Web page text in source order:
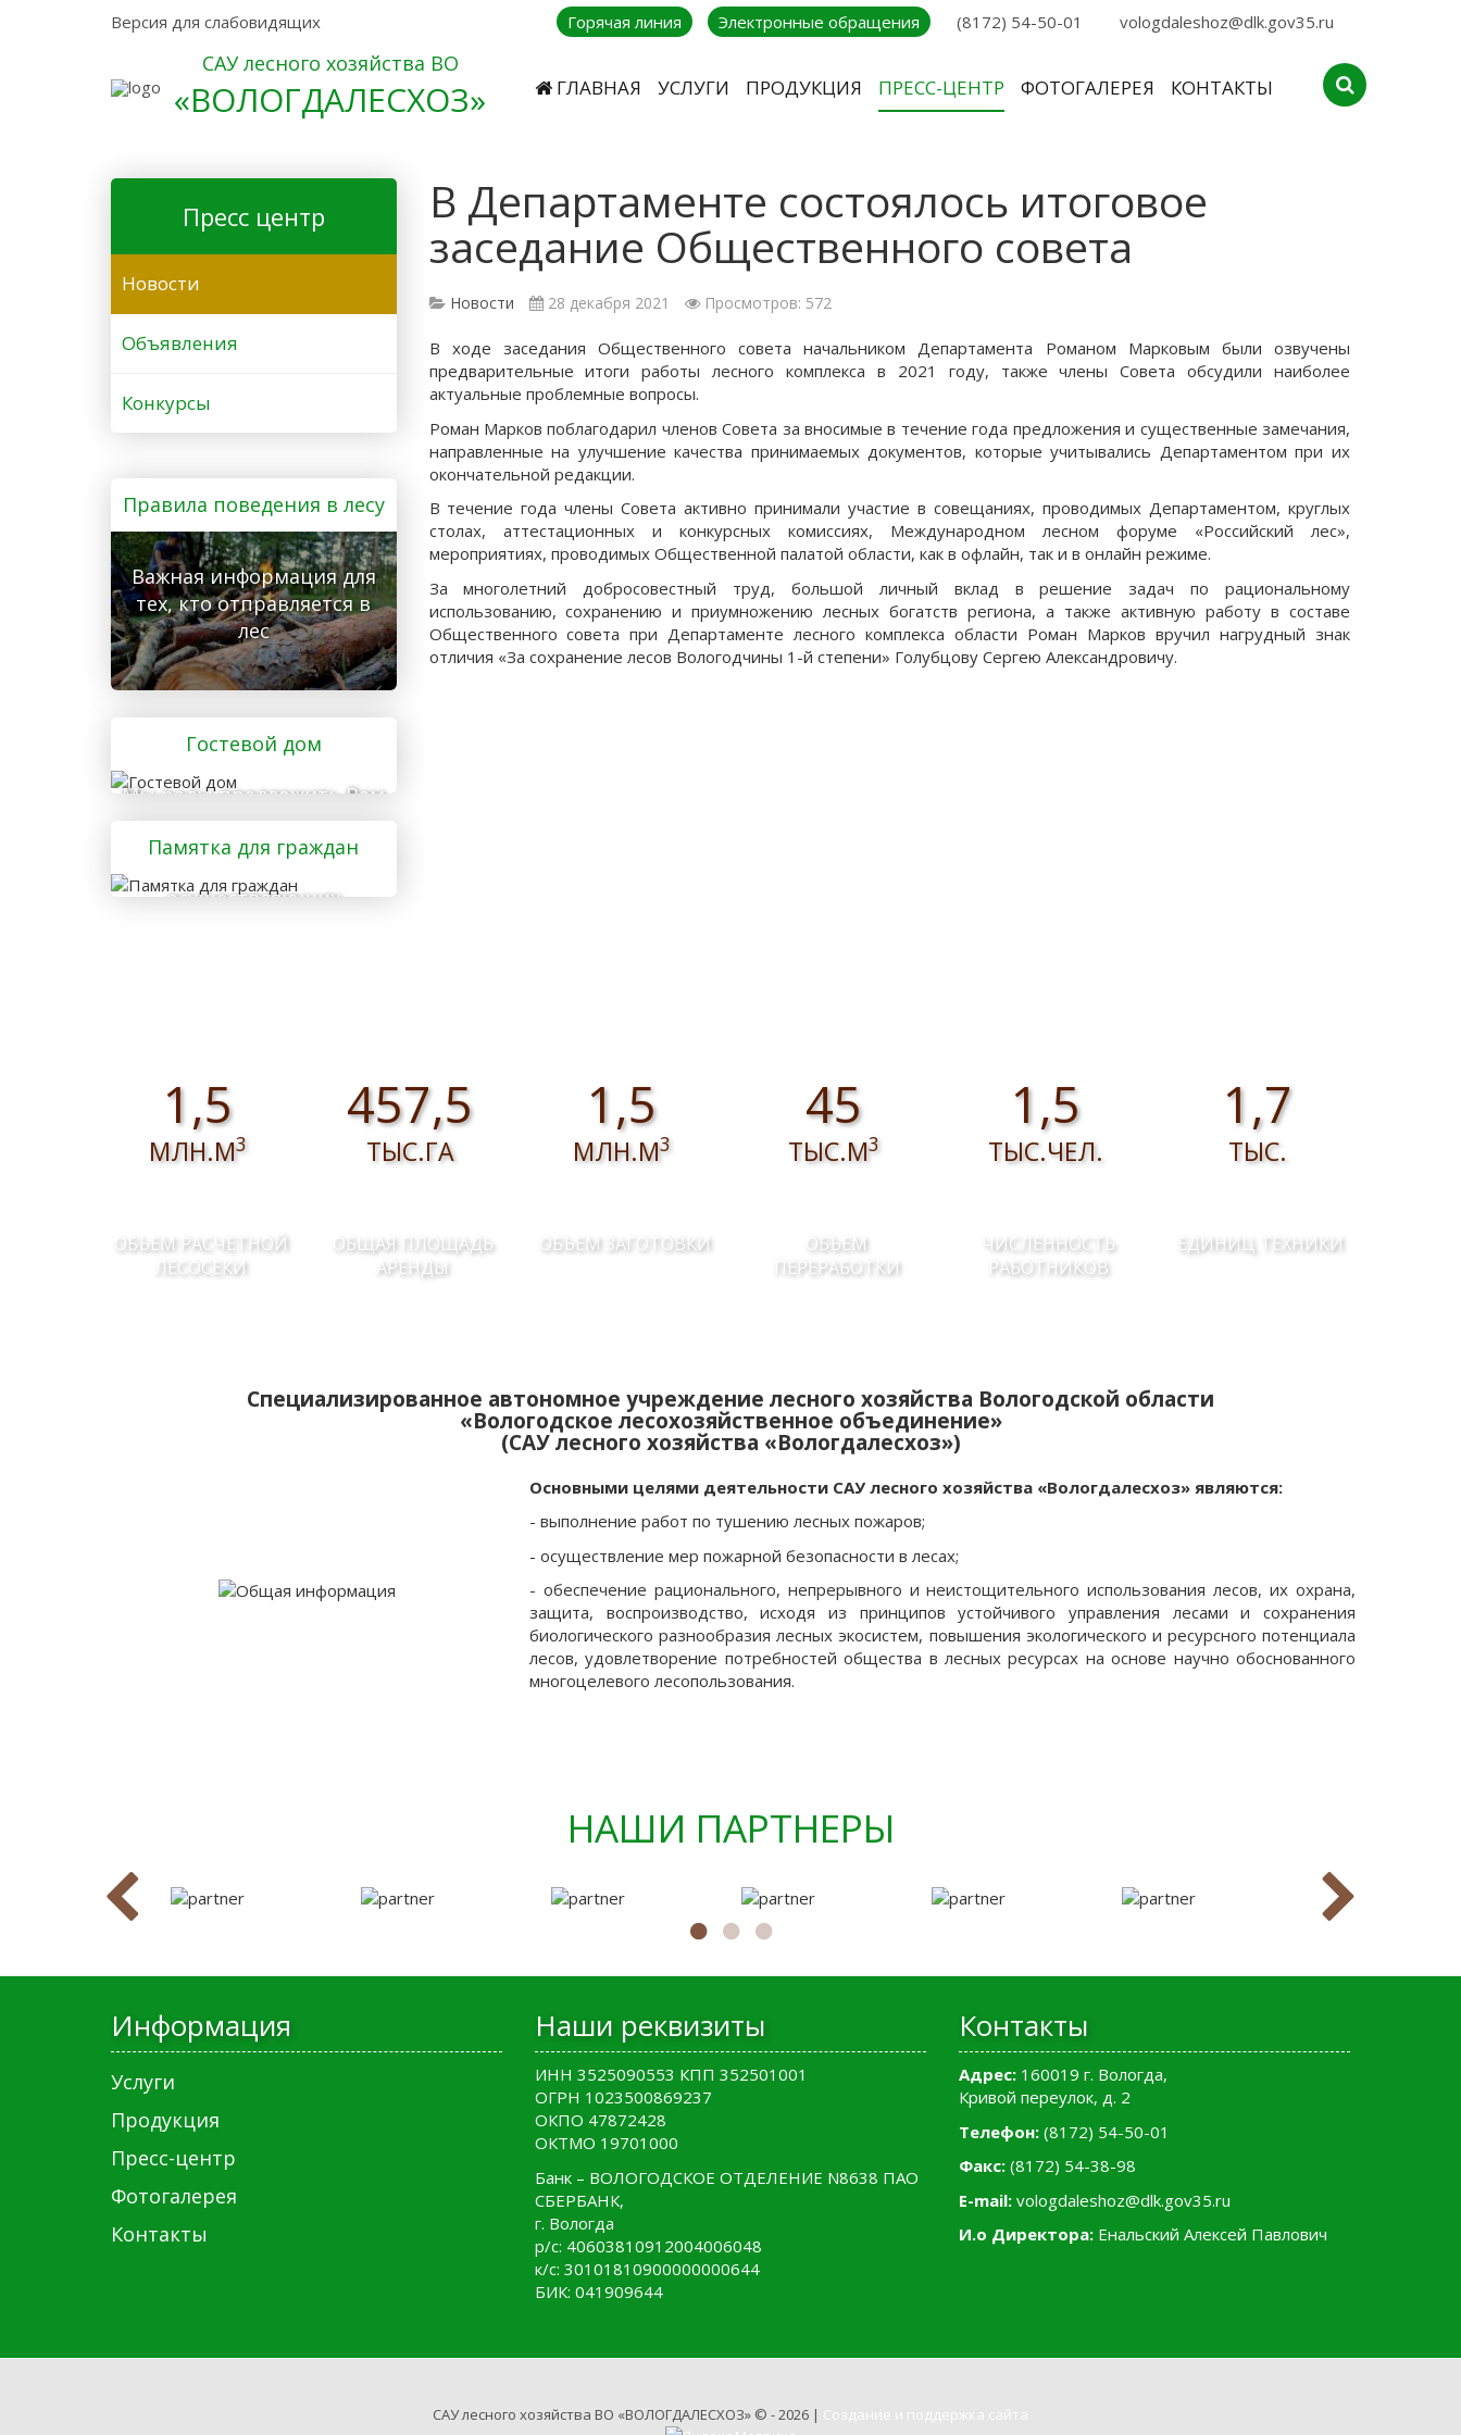
Версия для слабовидящих Горячая линия Электронные обращения (8172) 54-50-01 vologdaleshoz@dlk.gov35.ru
САУ лесного хозяйства ВО
«ВОЛОГДАЛЕСХОЗ» ГЛАВНАЯ УСЛУГИ ПРОДУКЦИЯ ПРЕСС-ЦЕНТР ФОТОГАЛЕРЕЯ КОНТАКТЫ
В Департаменте состоялось итоговое
заседание Общественного совета
Новости 28 декабря 2021 Просмотров: 572
В ходе заседания Общественного совета начальником Департамента Романом Марковым были озвучены
предварительные итоги работы лесного комплекса в 2021 году, также члены Совета обсудили наиболее
актуальные проблемные вопросы.
Роман Марков поблагодарил членов Совета за вносимые в течение года предложения и существенные замечания,
направленные на улучшение качества принимаемых документов, которые учитывались Департаментом при их
окончательной редакции.
В течение года члены Совета активно принимали участие в совещаниях, проводимых Департаментом, круглых
столах, аттестационных и конкурсных комиссиях, Международном лесном форуме «Российский лес»,
мероприятиях, проводимых Общественной палатой области, как в офлайн, так и в онлайн режиме.
За многолетний добросовестный труд, большой личный вклад в решение задач по рациональному
использованию, сохранению и приумножению лесных богатств региона, а также активную работу в составе
Общественного совета при Департаменте лесного комплекса области Роман Марков вручил нагрудный знак
отличия «За сохранение лесов Вологодчины 1-й степени» Голубцову Сергею Александровичу.
Пресс центр
Новости
Объявления
Конкурсы
Правила поведения в лесу
Важная информация для
тех, кто отправляется в
лес
Гостевой дом
Мы рады предложить Вам
услуги гостевого дома
Памятка для граждан
осуществляющих
1,5
МЛН.М3
ОБЪЕМ РАСЧЕТНОЙ
ЛЕСОСЕКИ
457,5
ТЫС.ГА
ОБЩАЯ ПЛОЩАДЬ
АРЕНДЫ
1,5
МЛН.М3
ОБЪЕМ ЗАГОТОВКИ
45
ТЫС.М3
ОБЪЕМ
ПЕРЕРАБОТКИ
1,5
ТЫС.ЧЕЛ.
ЧИСЛЕННОСТЬ
РАБОТНИКОВ
1,7
ТЫС.
ЕДИНИЦ ТЕХНИКИ
Специализированное автономное учреждение лесного хозяйства Вологодской области
«Вологодское лесохозяйственное объединение»
(САУ лесного хозяйства «Вологдалесхоз»)
Основными целями деятельности САУ лесного хозяйства «Вологдалесхоз» являются:
- выполнение работ по тушению лесных пожаров;
- осуществление мер пожарной безопасности в лесах;
- обеспечение рационального, непрерывного и неистощительного использования лесов, их охрана,
защита, воспроизводство, исходя из принципов устойчивого управления лесами и сохранения
биологического разнообразия лесных экосистем, повышения экологического и ресурсного потенциала
лесов, удовлетворение потребностей общества в лесных ресурсах на основе научно обоснованного
многоцелевого лесопользования.
НАШИ ПАРТНЕРЫ
Информация
Услуги
Продукция
Пресс-центр
Фотогалерея
Контакты
Наши реквизиты
ИНН 3525090553 КПП 352501001
ОГРН 1023500869237
ОКПО 47872428
ОКТМО 19701000
Банк – ВОЛОГОДСКОЕ ОТДЕЛЕНИЕ N8638 ПАО
СБЕРБАНК,
г. Вологда
р/с: 40603810912004006048
к/с: 30101810900000000644
БИК: 041909644
Контакты
Адрес: 160019 г. Вологда,
Кривой переулок, д. 2
Телефон: (8172) 54-50-01
Факс: (8172) 54-38-98
E-mail: vologdaleshoz@dlk.gov35.ru
И.о Директора: Енальский Алексей Павлович
САУ лесного хозяйства ВО «ВОЛОГДАЛЕСХОЗ» © - 2026 | Создание и поддержка сайта